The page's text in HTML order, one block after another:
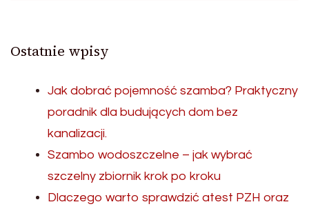
Ostatnie wpisy
Jak dobrać pojemność szamba? Praktyczny
poradnik dla budujących dom bez
kanalizacji.
Szambo wodoszczelne – jak wybrać
szczelny zbiornik krok po kroku
Dlaczego warto sprawdzić atest PZH oraz